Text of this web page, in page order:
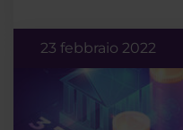
23 febbraio 2022